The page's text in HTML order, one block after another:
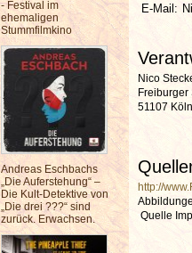
- Festival im
ehemaligen
Stummfilmkino
Andreas Eschbachs
„Die Auferstehung“ –
Die Kult-Detektive von
„Die drei ???“ sind
zurück. Erwachsen.
E-Mail:
Nico
Freiburger
51107 Köln
http://
Quelle